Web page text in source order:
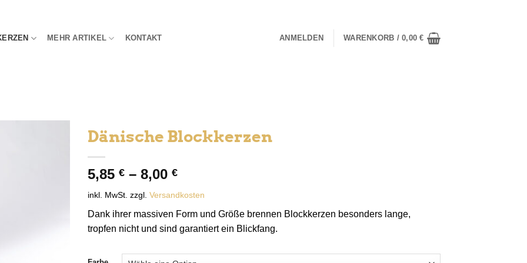
MEHR ARTIKEL KONTAKT ANMELDEN WARENKORB /0,00€
Dänische Blockkerzen
5,85 € – 8,00 €
inkl. MwSt. zzgl. Versandkosten
Dank ihrer massiven Form und Größe brennen Blockkerzen besonders lange,
tropfen nicht und sind garantiert ein Blickfang.